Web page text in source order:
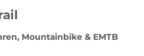
Mountainbike & EMTB